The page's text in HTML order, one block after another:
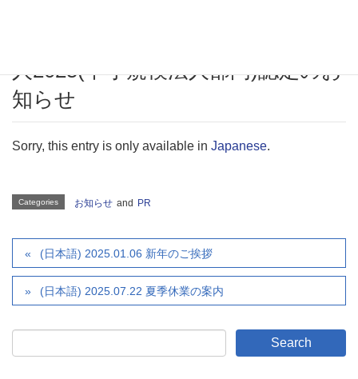
人2025(中小規模法人部門)認定のお
知らせ
Sorry, this entry is only available in Japanese.
Categories お知らせ and PR
(日本語) 2025.01.06 新年のご挨拶
(日本語) 2025.07.22 夏季休業の案内